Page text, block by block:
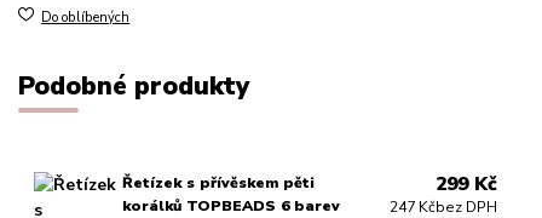
Do oblíbených
Podobné produkty
Řetízek s přívěskem pěti
korálků TOPBEADS 6 barev
299 Kč
247 Kčbez DPH